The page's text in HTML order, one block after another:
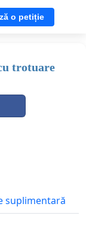
o petiție
trotuare
suplimentară